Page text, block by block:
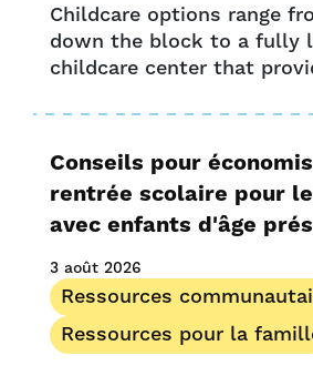
Communiqué de presse
Ressources pour les
Histoires de fournisseurs
Recherche
Childcare options range
down the block to a fully
childcare center that
curriculum and extended-
Choosing what’s best for
Conseils pour
rentrée scolaire pour
avec enfants d'âge
3 août 2026
Ressources
Ressources pour la